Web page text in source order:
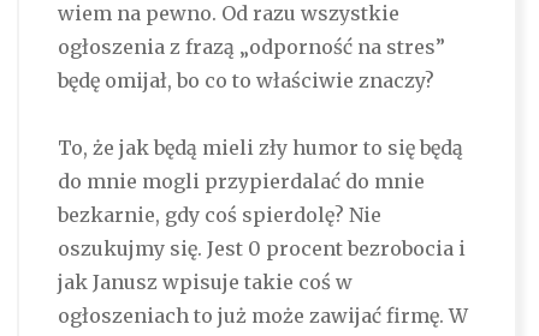
wiem na pewno. Od razu wszystkie
ogłoszenia z frazą „odporność na stres”
będę omijał, bo co to właściwie znaczy?
To, że jak będą mieli zły humor to się będą
do mnie mogli przypierdalać do mnie
bezkarnie, gdy coś spierdolę? Nie
oszukujmy się. Jest 0 procent bezrobocia i
jak Janusz wpisuje takie coś w
ogłoszeniach to już może zawijać firmę. W